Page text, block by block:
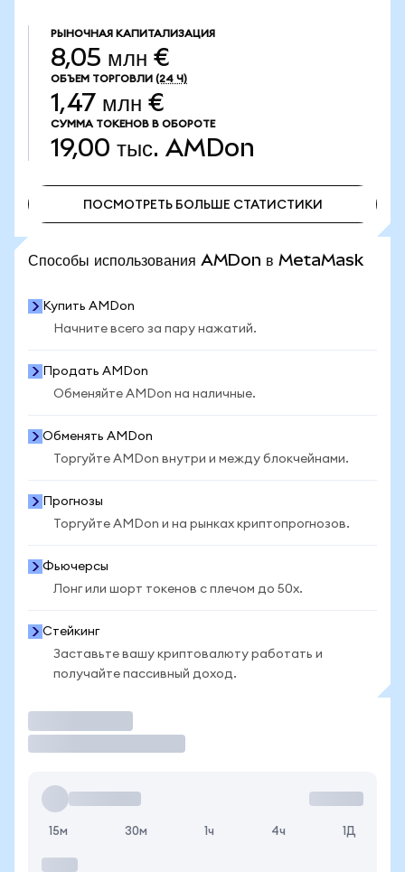
РЫНОЧНАЯ КАПИТАЛИЗАЦИЯ
8,05 млн €
ОБЪЕМ ТОРГОВЛИ (24 Ч)
1,47 млн €
СУММА ТОКЕНОВ В ОБОРОТЕ
19,00 тыс. AMDon
ПОСМОТРЕТЬ БОЛЬШЕ СТАТИСТИКИ
Способы использования AMDon в MetaMask
Купить AMDon
Начните всего за пару нажатий.
Продать AMDon
Обменяйте AMDon на наличные.
Обменять AMDon
Торгуйте AMDon внутри и между блокчейнами.
Прогнозы
Торгуйте AMDon и на рынках криптопрогнозов.
Фьючерсы
Лонг или шорт токенов с плечом до 50x.
Стейкинг
Заставьте вашу криптовалюту работать и
получайте пассивный доход.
15м 30м 1ч 4ч 1Д